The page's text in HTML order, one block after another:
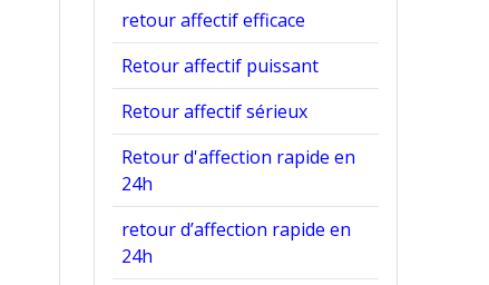
retour affectif efficace
Retour affectif puissant
Retour affectif sérieux
Retour d'affection rapide en
24h
retour d’affection rapide en
24h